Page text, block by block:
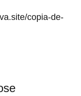
copia-de-